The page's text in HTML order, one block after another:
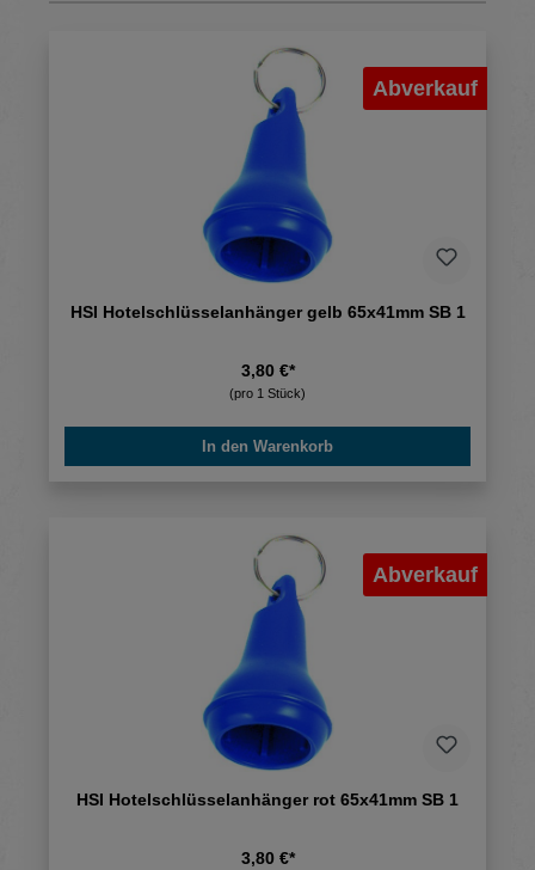
Abverkauf
HSI Hotelschlüsselanhänger gelb 65x41mm SB 1
3,80 €*
(pro 1 Stück)
In den Warenkorb
Abverkauf
HSI Hotelschlüsselanhänger rot 65x41mm SB 1
3,80 €*